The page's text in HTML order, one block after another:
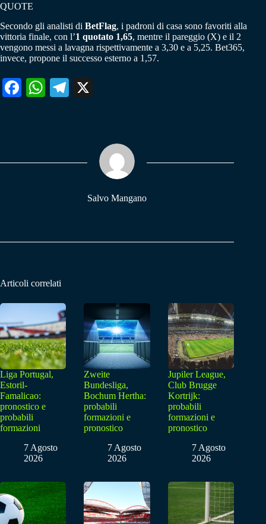
QUOTE
Secondo gli analisti di BetFlag, i padroni di casa sono favoriti alla
vittoria finale, con l’1 quotato 1,65, mentre il pareggio (X) e il 2
vengono messi a lavagna rispettivamente a 3,30 e a 5,25. Bet365,
invece, propone il successo esterno a 1,57.
Fa W
pp
Te
m
Salvo Mangano
Articoli correlati
Liga Portugal,
Estoril-
Famalicao:
pronostico e
probabili
formazioni
7 Agosto
2026
Zweite
Bundesliga,
Bochum Hertha:
probabili
formazioni e
pronostico
7 Agosto
2026
Jupiler League,
Club Brugge
Kortrijk:
probabili
formazioni e
pronostico
7 Agosto
2026